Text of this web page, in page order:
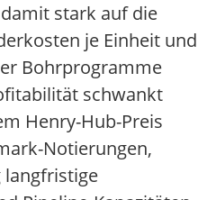
stark auf die
je Einheit und
Bohrprogramme
schwankt
Henry-Hub-Preis
Notierungen,
langfristige